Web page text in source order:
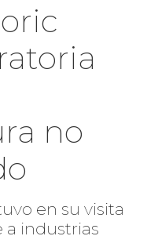
no
en su visita
a industrias